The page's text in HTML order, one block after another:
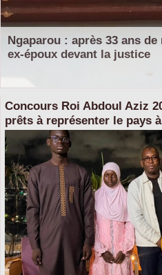
Ngaparou : après 33 ans
ex-époux devant la justice
Concours Roi Abdoul Aziz
prêts à représenter le pays